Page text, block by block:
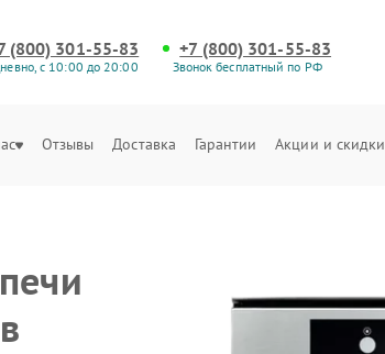
(800) 301-55-83
с 10:00 до 20:00
+7 (800) 301-55-83
Звонок бесплатный по РФ
Отзывы Доставка Гарантии Акции и скидки